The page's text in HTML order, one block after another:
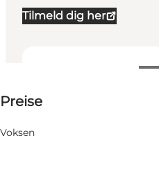
Tilmeld dig her
Preise
Voksen